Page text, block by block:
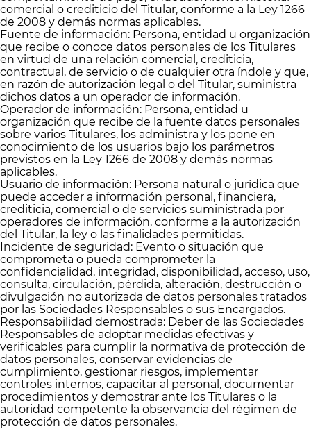
comercial o crediticio del Titular, conforme a la Ley 1266
de 2008 y demás normas aplicables.
Fuente de información: Persona, entidad u organización
que recibe o conoce datos personales de los Titulares
en virtud de una relación comercial, crediticia,
contractual, de servicio o de cualquier otra índole y que,
en razón de autorización legal o del Titular, suministra
dichos datos a un operador de información.
Operador de información: Persona, entidad u
organización que recibe de la fuente datos personales
sobre varios Titulares, los administra y los pone en
conocimiento de los usuarios bajo los parámetros
previstos en la Ley 1266 de 2008 y demás normas
aplicables.
Usuario de información: Persona natural o jurídica que
puede acceder a información personal, financiera,
crediticia, comercial o de servicios suministrada por
operadores de información, conforme a la autorización
del Titular, la ley o las finalidades permitidas.
Incidente de seguridad: Evento o situación que
comprometa o pueda comprometer la
confidencialidad, integridad, disponibilidad, acceso, uso,
consulta, circulación, pérdida, alteración, destrucción o
divulgación no autorizada de datos personales tratados
por las Sociedades Responsables o sus Encargados.
Responsabilidad demostrada: Deber de las Sociedades
Responsables de adoptar medidas efectivas y
verificables para cumplir la normativa de protección de
datos personales, conservar evidencias de
cumplimiento, gestionar riesgos, implementar
controles internos, capacitar al personal, documentar
procedimientos y demostrar ante los Titulares o la
autoridad competente la observancia del régimen de
protección de datos personales.